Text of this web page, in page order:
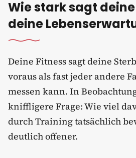
Wie stark sagt
deine
Deine Fitness sagt deine
voraus als fast jeder andere
messen kann. In
kniffligere Frage: Wie viel
durch Training tatsächlich
deutlich offener.